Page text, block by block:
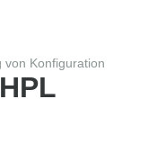
von Konfiguration